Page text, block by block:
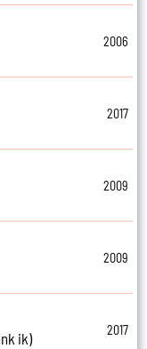
2006
2017
2009
2009
ik)
2017